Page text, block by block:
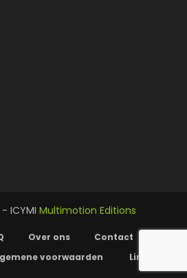
ICYMI Multimotion Editions
Over ons
Contact
voorwaarden Links